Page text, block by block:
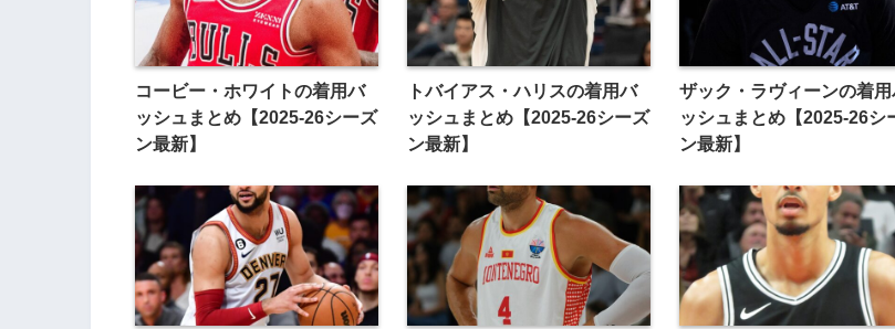
コービー・ホワイトの着用バ
ッシュまとめ【2025-26シーズ
ン最新】
トバイアス・ハリスの着用バ
ッシュまとめ【2025-26シーズ
ン最新】
ザック・ラヴィーンの着用
ッシュまとめ【2025-26シ
ン最新】